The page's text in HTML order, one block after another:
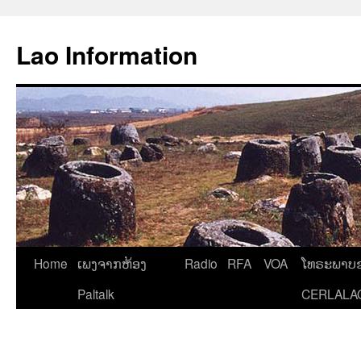
contenu
Lao Information
Home
ເພງຈາກຫ້ອງ
Paltalk
Radio RFA VOA
ໂທຣະພາບ